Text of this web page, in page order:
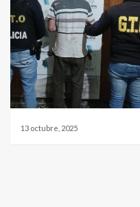
13 octubre, 2025